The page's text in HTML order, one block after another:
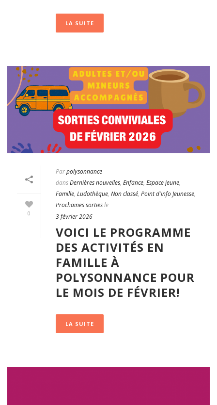
LA SUITE
0
Parpolysonnance
dansDernières nouvelles, Enfance, Espace jeune,
Famille, Ludothèque, Non classé, Point d'info Jeunesse,
Prochaines sortiesle
3 février 2026
VOICI LE PROGRAMME
DES ACTIVITÉS EN
FAMILLE À
POLYSONNANCE POUR
LE MOIS DE FÉVRIER!
LA SUITE